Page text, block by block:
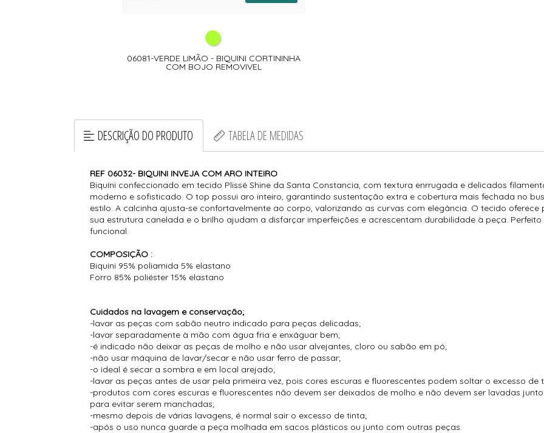
06081-VERDE LIMÃO - BIQUINI CORTININHA
COM BOJO REMOVIVEL
DESCRIÇÃO DO PRODUTO TABELA DE MEDIDAS
REF 06032- BIQUINI INVEJA COM ARO INTEIRO
Biquíni confeccionado em tecido Plissé Shine da Santa Constancia, com textura enrrugada e delicados
moderno e sofisticado. O top possui aro inteiro, garantindo sustentação extra e cobertura mais fechada no
estilo. A calcinha ajusta-se confortavelmente ao corpo, valorizando as curvas com elegância. O tecido
sua estrutura canelada e o brilho ajudam a disfarçar imperfeições e acrescentam durabilidade à peça.
funcional.
COMPOSIÇÃO :
Biquini 95% poliamida 5% elastano
Forro 85% poliéster 15% elastano
Cuidados na lavagem e conservação;
-lavar as peças com sabão neutro indicado para peças delicadas;
-lavar separadamente à mão com água fria e enxáguar bem;
-é indicado não deixar as peças de molho e não usar alvejantes, cloro ou sabão em pó;
-não usar máquina de lavar/secar e não usar ferro de passar;
-o ideal é secar a sombra e em local arejado;
-lavar as peças antes de usar pela primeira vez, pois cores escuras e fluorescentes podem soltar o excesso de
-produtos com cores escuras e fluorescentes não devem ser deixados de molho e não devem ser lavadas
para evitar serem manchadas;
-mesmo depois de várias lavagens, é normal sair o excesso de tinta;
-após o uso nunca guarde a peça molhada em sacos plásticos ou junto com outras peças.